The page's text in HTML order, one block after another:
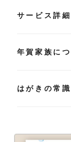
サービス詳細
年賀家族に
はがきの常